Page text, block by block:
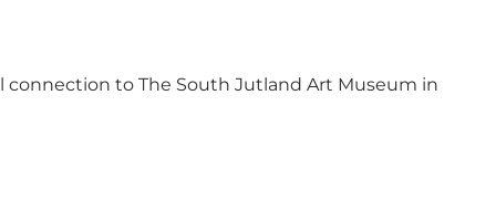
connection to The South Jutland Art Museum in